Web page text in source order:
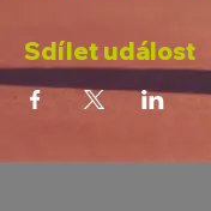
Sdílet událost